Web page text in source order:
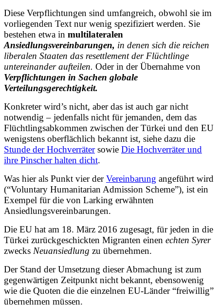
Diese Verpflichtungen sind umfangreich, obwohl sie im
vorliegenden Text nur wenig spezifiziert werden. Sie
bestehen etwa in multilateralen
Ansiedlungsvereinbarungen, in denen sich die reichen
liberalen Staaten das resettlement der Flüchtlinge
untereinander aufteilen. Oder in der Übernahme von
Verpflichtungen in Sachen globale
Verteilungsgerechtigkeit.
Konkreter wird’s nicht, aber das ist auch gar nicht
notwendig – jedenfalls nicht für jemanden, dem das
Flüchtlingsabkommen zwischen der Türkei und den EU
wenigstens oberflächlich bekannt ist, siehe dazu die
Stunde der Hochverrätersowie Die Hochverräter und
ihre Pinscher halten dicht.
Was hier als Punkt vier derVereinbarung angeführt wird
(“Voluntary Humanitarian Admission Scheme”), ist ein
Exempel für die von Larking erwähnten
Ansiedlungsvereinbarungen.
Die EU hat am 18. März 2016 zugesagt, für jeden in die
Türkei zurückgeschickten Migranten einen echten Syrer
zwecks Neuansiedlung zu übernehmen.
Der Stand der Umsetzung dieser Abmachung ist zum
gegenwärtigen Zeitpunkt nicht bekannt, ebensowenig
wie die Quoten die die einzelnen EU-Länder “freiwillig”
übernehmen müssen.